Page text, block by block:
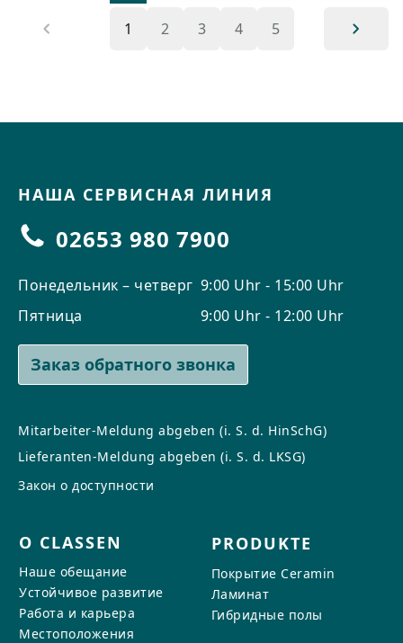
1 2 3 4 5
НАША СЕРВИСНАЯ ЛИНИЯ
02653 980 7900
Понедельник – четверг
Пятница
9:00 Uhr - 15:00 Uhr
9:00 Uhr - 12:00 Uhr
Заказ обратного звонка
Mitarbeiter-Meldung abgeben (i. S. d. HinSchG)
Lieferanten-Meldung abgeben (i. S. d. LKSG)
Закон о доступности
О CLASSEN
Наше обещание
Устойчивое развитие
Работа и карьера
Местоположения
PRODUKTE
Покрытие Ceramin
Ламинат
Гибридные полы